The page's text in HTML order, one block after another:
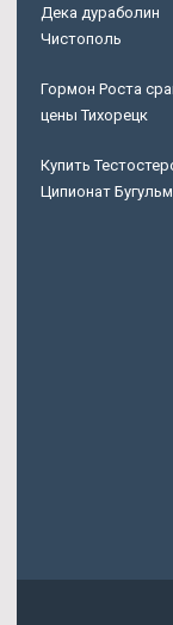
Дека дураболин
Чистополь
Гормон Роста
цены Тихорецк
Купить
Ципионат